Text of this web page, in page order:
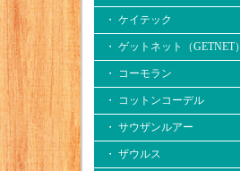
・ ケイテック
・ ゲットネット（GETNET）
・ コーモラン
・ コットンコーデル
・ サウザンルアー
・ ザウルス